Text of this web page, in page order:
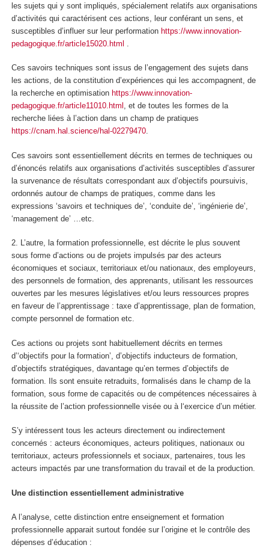
les sujets qui y sont impliqués, spécialement relatifs aux organisations
d’activités qui caractérisent ces actions, leur conférant un sens, et
susceptibles d’influer sur leur performation https://www.innovation-
pedagogique.fr/article15020.html
Ces savoirs techniques sont issus de l’engagement des sujets dans
les actions, de la constitution d’expériences qui les accompagnent, de
la recherche en optimisation https://www.innovation-
pedagogique.fr/article11010.html , et de toutes les formes de la
recherche liées à l’action dans un champ de pratiques
https://cnam.hal.science/hal-02279470.
Ces savoirs sont essentiellement décrits en termes de techniques ou
d’énoncés relatifs aux organisations d’activités susceptibles d’assurer
la survenance de résultats correspondant aux d’objectifs poursuivis,
ordonnés autour de champs de pratiques, comme dans les
expressions ‘savoirs et techniques de’, ‘conduite de’, ‘ingénierie de’,
‘management de’ …etc.
2. L’autre, la formation professionnelle, est décrite le plus souvent
sous forme d’actions ou de projets impulsés par des acteurs
économiques et sociaux, territoriaux et/ou nationaux, des employeurs,
des personnels de formation, des apprenants, utilisant les ressources
ouvertes par les mesures législatives et/ou leurs ressources propres
en faveur de l’apprentissage : taxe d’apprentissage, plan de formation,
compte personnel de formation etc.
Ces actions ou projets sont habituellement décrits en termes
d’‘objectifs pour la formation’, d’objectifs inducteurs de formation,
d’objectifs stratégiques, davantage qu’en termes d’objectifs de
formation. Ils sont ensuite retraduits, formalisés dans le champ de la
formation , sous forme de capacités ou de compétences nécessaires à
la réussite de l’action professionnelle visée ou à l‘exercice d’un métier.
S’y intéressent tous les acteurs directement ou indirectement
concernés : acteurs économiques, acteurs politiques, nationaux ou
territoriaux, acteurs professionnels et sociaux, partenaires, tous les
acteurs impactés par une transformation du travail et de la production.
Une distinction essentiellement administrative
A l’analyse, cette distinction entre enseignement et formation
professionnelle apparait surtout fondée sur l’origine et le contrôle des
dépenses d’éducation :